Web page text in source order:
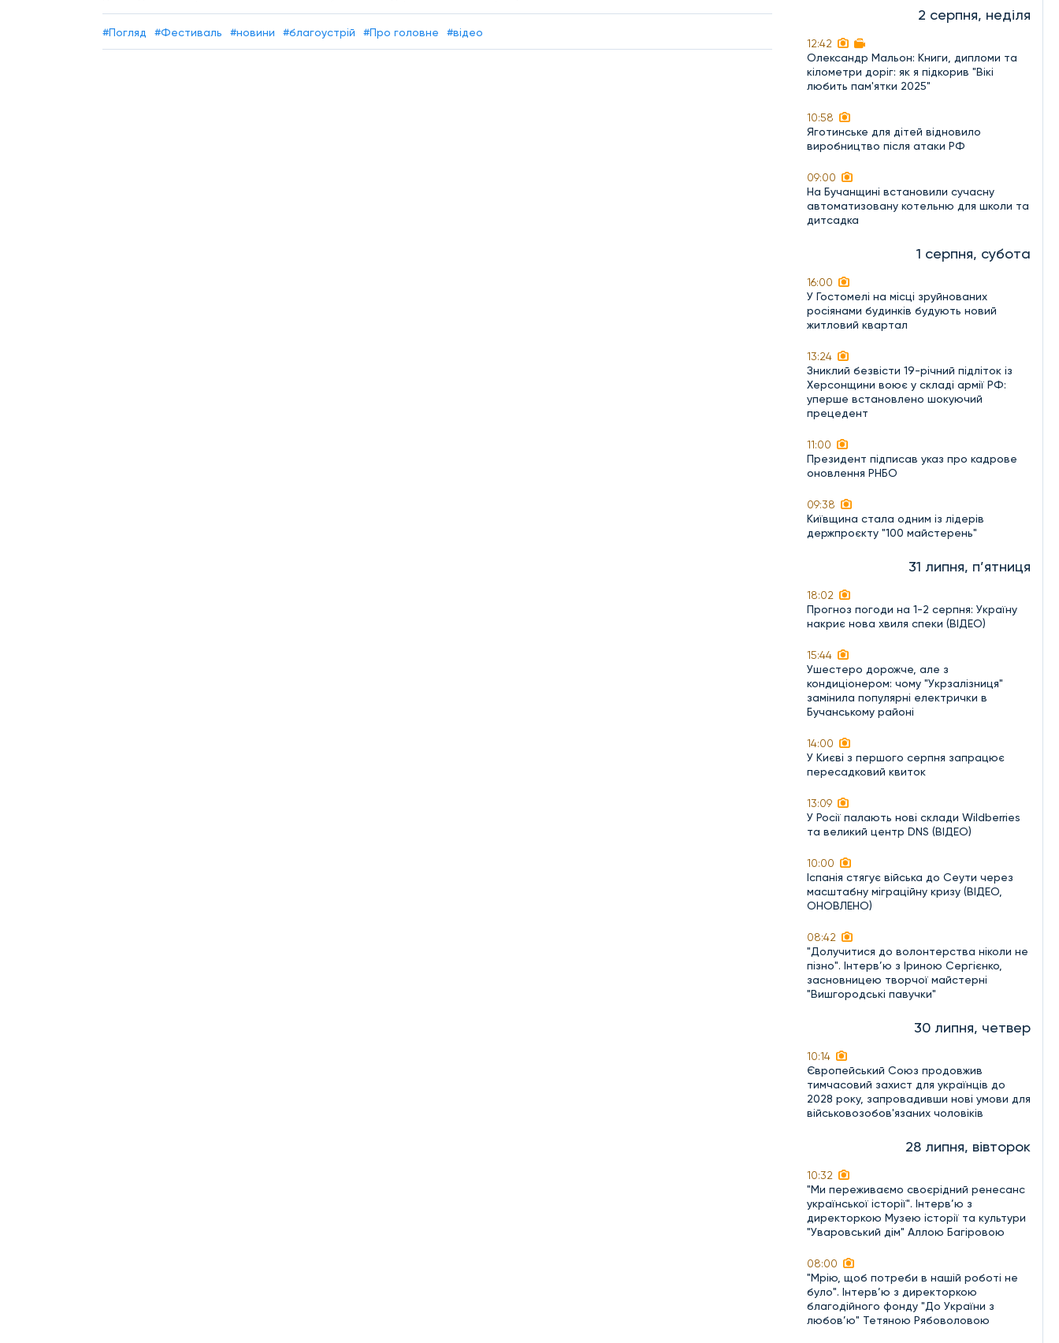
#Погляд #Фестиваль #новини #благоустрій #Про головне #відео
2 серпня, неділя
12:42
Олександр Мальон: Книги, дипломи та
кілометри доріг: як я підкорив "Вікі
любить пам'ятки 2025"
10:58
Яготинське для дітей відновило
виробництво після атаки РФ
09:00
На Бучанщині встановили сучасну
автоматизовану котельню для школи та
дитсадка
1 серпня, субота
16:00
У Гостомелі на місці зруйнованих
росіянами будинків будують новий
житловий квартал
13:24
Зниклий безвісти 19-річний підліток із
Херсонщини воює у складі армії РФ:
уперше встановлено шокуючий
прецедент
11:00
Президент підписав указ про кадрове
оновлення РНБО
09:38
Київщина стала одним із лідерів
держпроєкту "100 майстерень"
31 липня, п’ятниця
18:02
Прогноз погоди на 1-2 серпня: Україну
накриє нова хвиля спеки (ВІДЕО)
15:44
Ушестеро дорожче, але з
кондиціонером: чому "Укрзалізниця"
замінила популярні електрички в
Бучанському районі
14:00
У Києві з першого серпня запрацює
пересадковий квиток
13:09
У Росії палають нові склади Wildberries
та великий центр DNS (ВІДЕО)
10:00
Іспанія стягує війська до Сеути через
масштабну міграційну кризу (ВІДЕО,
ОНОВЛЕНО)
08:42
"Долучитися до волонтерства ніколи не
пізно". Інтерв’ю з Іриною Сергієнко,
засновницею творчої майстерні
"Вишгородські павучки"
30 липня, четвер
10:14
Європейський Союз продовжив
тимчасовий захист для українців до
2028 року, запровадивши нові умови для
військовозобов'язаних чоловіків
28 липня, вівторок
10:32
"Ми переживаємо своєрідний ренесанс
української історії". Інтерв’ю з
директоркою Музею історії та культури
"Уваровський дім" Аллою Багіровою
08:00
"Мрію, щоб потреби в нашій роботі не
було". Інтерв’ю з директоркою
благодійного фонду "До України з
любов’ю" Тетяною Рябоволовою